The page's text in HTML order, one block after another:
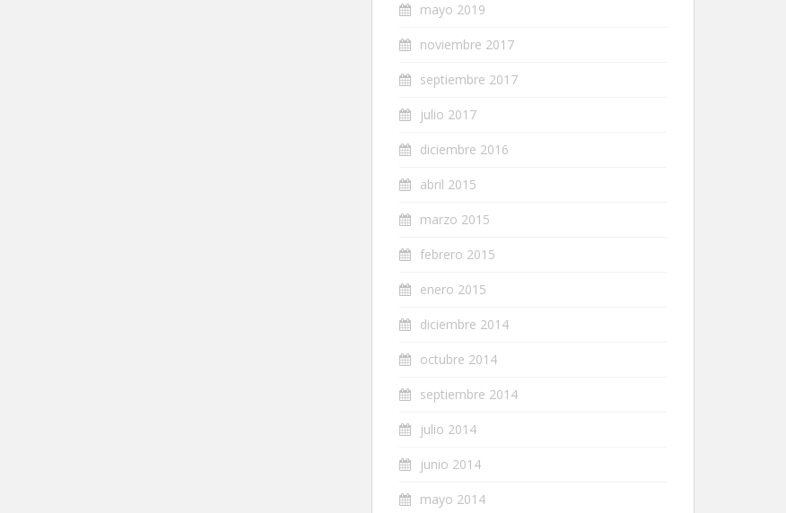
mayo 2019
noviembre 2017
septiembre 2017
julio 2017
diciembre 2016
abril 2015
marzo 2015
febrero 2015
enero 2015
diciembre 2014
octubre 2014
septiembre 2014
julio 2014
junio 2014
mayo 2014